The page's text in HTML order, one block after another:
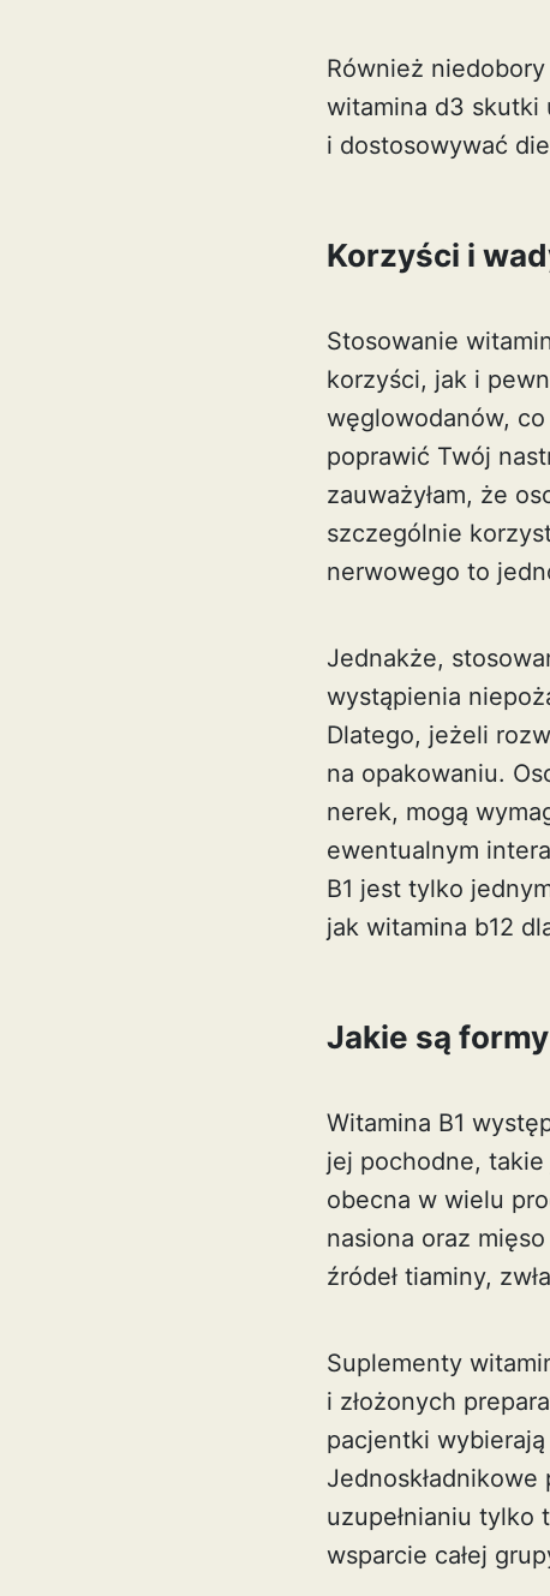
Również
witamina d3 skutki
i dostosowywać
Korzyści i
Stosowanie
korzyści, jak i
węglowodanów,
poprawić Twój
zauważyłam, że
szczególnie
nerwowego to
Jednakże,
wystąpienia
Dlatego, jeżeli
na opakowaniu.
nerek, mogą
ewentualnym
B1 jest tylko
jak witamina b12
Jakie są
Witamina B1
jej pochodne,
obecna w wielu
nasiona oraz
źródeł tiaminy,
Suplementy
i złożonych
pacjentki
uzupełnianiu tylko
wsparcie całej